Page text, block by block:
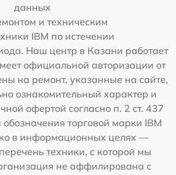
данных
и техническим
IBM по истечении
Наш центр в Казани работает
официальной авторизации от
на ремонт, указанные на сайте,
ознакомительный характер и
офертой согласно п. 2 ст. 437
торговой марки IBM
в информационных целях —
техники, с которой мы
не аффилирована с